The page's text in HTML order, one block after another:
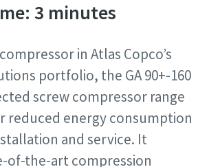
de Atlas Copco
3 minutes
in Atlas Copco’s
portfolio, the GA 90+-160
screw compressor range
reduced energy consumption
and service. It
of-the-art compression